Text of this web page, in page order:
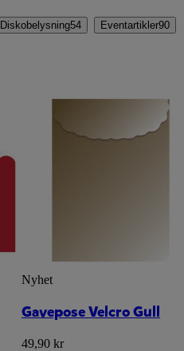
Diskobelysning54 Eventartikler90
Nyhet
Gavepose Velcro Gull
49,90 kr